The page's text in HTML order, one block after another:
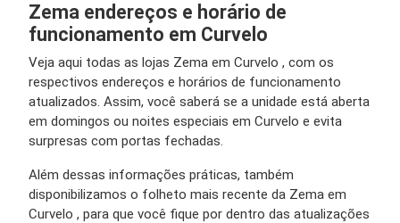
Zema endereços e horário de
funcionamento em Curvelo
Veja aqui todas as lojas Zema em Curvelo , com os
respectivos endereços e horários de funcionamento
atualizados. Assim, você saberá se a unidade está aberta
em domingos ou noites especiais em Curvelo e evita
surpresas com portas fechadas.
Além dessas informações práticas, também
disponibilizamos o folheto mais recente da Zema em
Curvelo , para que você fique por dentro das atualizações